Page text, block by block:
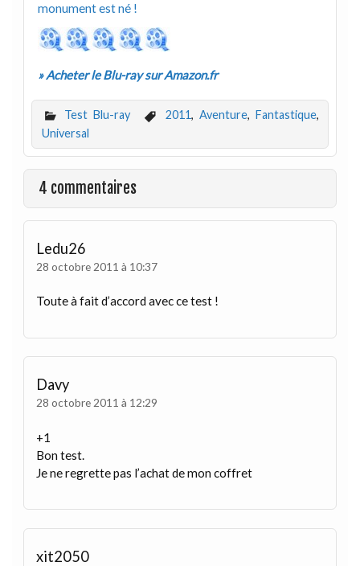
monument est né !
» Acheter le Blu-ray sur Amazon.fr
Test Blu-ray 2011, Aventure, Fantastique,
Universal
4 commentaires
Ledu26
28 octobre 2011 à 10:37
Toute à fait d’accord avec ce test !
Davy
28 octobre 2011 à 12:29
+1
Bon test.
Je ne regrette pas l’achat de mon coffret
xit2050